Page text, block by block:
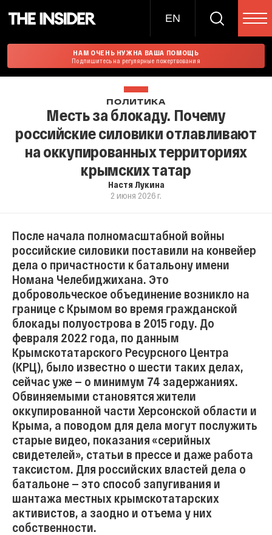
EN
НАМ ОЧЕНЬ НУЖНА ВАША ПОМОЩЬ
Подпишитесь на регулярные пожертвования
ПОЛИТИКА
Месть за блокаду. Почему
российские силовики отлавливают
на оккупированных территориях
крымских татар
Настя Лукина
2 июня 2026 г.
После начала полномасштабной войны
российские силовики поставили на конвейер
дела о причастности к батальону имени
Номана Челебиджихана. Это
добровольческое объединение возникло на
границе с Крымом во время гражданской
блокады полуострова в 2015 году. До
февраля 2022 года, по данным
Крымскотатарского Ресурсного Центра
(КРЦ), было известно о шести таких делах,
сейчас уже — о минимум 74 задержаниях.
Обвиняемыми становятся жители
оккупированной части Херсонской области и
Крыма, а поводом для дела могут послужить
старые видео, показания «серийных
свидетелей», статьи в прессе и даже работа
таксистом. Для российских властей дела о
батальоне — это способ запугивания и
шантажа местных крымскотатарских
активистов, а заодно и отъема у них
собственности.